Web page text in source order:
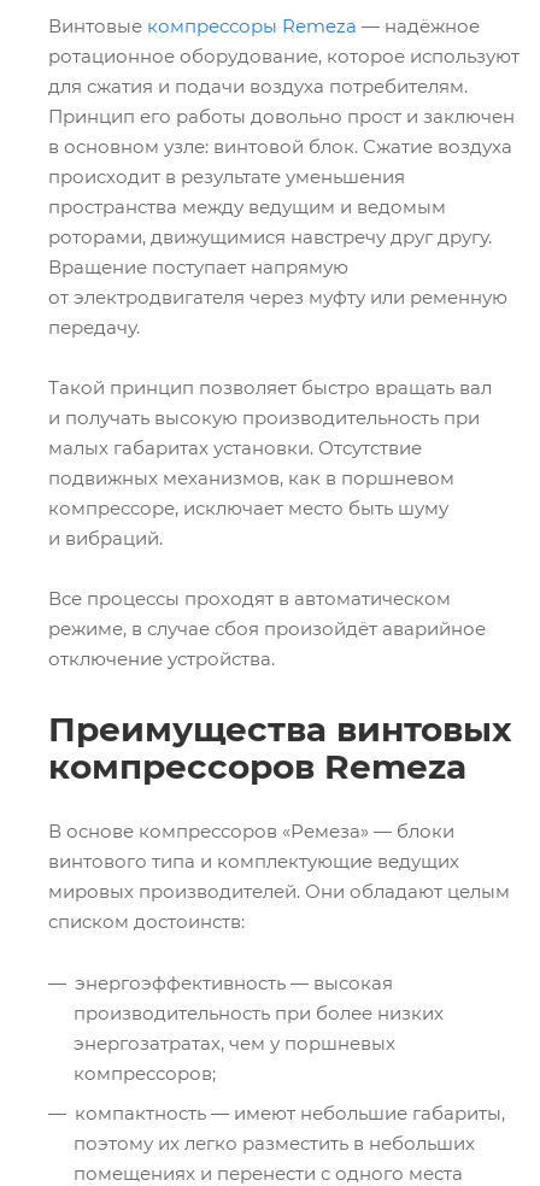
Винтовые компрессоры Remeza — надёжное
ротационное оборудование, которое используют
для сжатия и подачи воздуха потребителям.
Принцип его работы довольно прост и заключен
в основном узле: винтовой блок. Сжатие воздуха
происходит в результате уменьшения
пространства между ведущим и ведомым
роторами, движущимися навстречу друг другу.
Вращение поступает напрямую
от электродвигателя через муфту или ременную
передачу.
Такой принцип позволяет быстро вращать вал
и получать высокую производительность при
малых габаритах установки. Отсутствие
подвижных механизмов, как в поршневом
компрессоре, исключает место быть шуму
и вибраций.
Все процессы проходят в автоматическом
режиме, в случае сбоя произойдёт аварийное
отключение устройства.
Преимущества винтовых
компрессоров Remeza
В основе компрессоров «Ремеза» — блоки
винтового типа и комплектующие ведущих
мировых производителей. Они обладают целым
списком достоинств:
энергоэффективность — высокая
производительность при более низких
энергозатратах, чем у поршневых
компрессоров;
компактность — имеют небольшие габариты,
поэтому их легко разместить в небольших
помещениях и перенести с одного места